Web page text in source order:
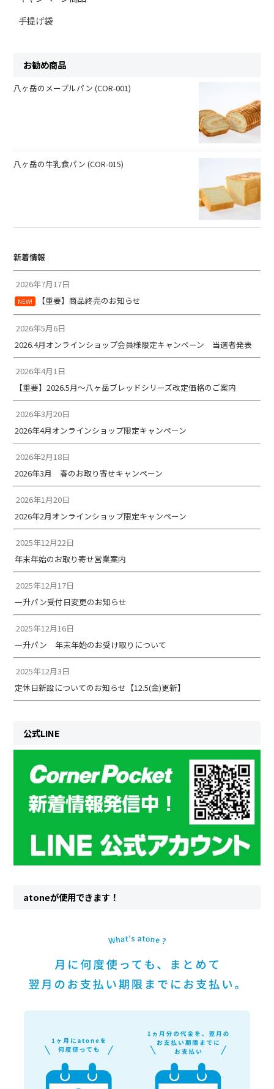
手提げ袋
お勧め商品
八ヶ岳のメープルパン (COR-001)
八ヶ岳の牛乳食パン (COR-015)
新着情報
2026年7月17日
NEW! 【重要】商品終売のお知らせ
2026年5月6日
2026.4月オンラインショップ会員様限定キャンペーン 当選者発表
2026年4月1日
【重要】2026.5月～八ヶ岳ブレッドシリーズ改定価格のご案内
2026年3月20日
2026年4月オンラインショップ限定キャンペーン
2026年2月18日
2026年3月 春のお取り寄せキャンペーン
2026年1月20日
2026年2月オンラインショップ限定キャンペーン
2025年12月22日
年末年始のお取り寄せ営業案内
2025年12月17日
一升パン受付日変更のお知らせ
2025年12月16日
一升パン 年末年始のお受け取りについて
2025年12月3日
定休日新設についてのお知らせ【12.5(金)更新】
公式LINE
atoneが使用できます！